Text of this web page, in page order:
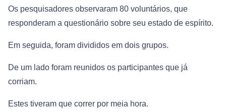
Os pesquisadores observaram 80 voluntários, que
responderam a questionário sobre seu estado de espírito.
Em seguida, foram divididos em dois grupos.
De um lado foram reunidos os participantes que já
corriam.
Estes tiveram que correr por meia hora.